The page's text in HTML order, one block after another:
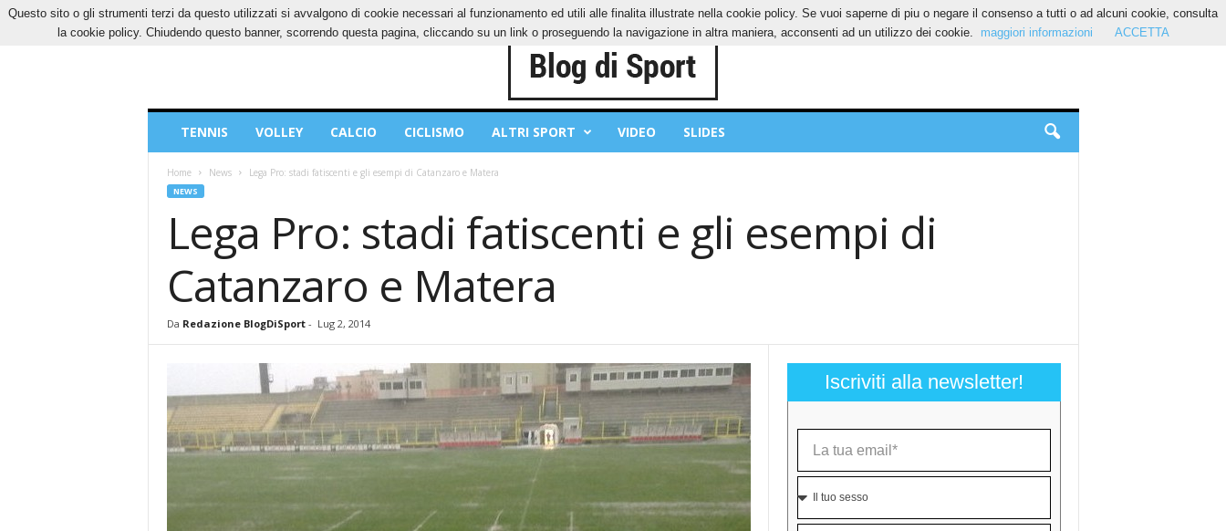
GIOVEDÌ, 6 AGOSTO 2026 CONTATTI COOKIES PRIVACY POLICY
Sport
TENNIS VOLLEY CALCIO CICLISMO ALTRI SPORT VIDEO SLIDES
Home News Lega Pro: stadi fatiscenti e gli esempi di Catanzaro e Matera
NEWS
Lega Pro: stadi fatiscenti e gli esempi di
Catanzaro e Matera
Da Redazione BlogDiSport- Lug 2, 2014
Iscriviti alla newsletter!
Questo sito o gli strumenti terzi da questo utilizzati si avvalgono di cookie necessari al funzionamento ed utili alle finalita illustrate nella cookie policy. Se vuoi saperne di piu o negare il consenso a tutti o ad alcuni cookie, consulta
la cookie policy. Chiudendo questo banner, scorrendo questa pagina, cliccando su un link o proseguendo la navigazione in altra maniera, acconsenti ad un utilizzo dei cookie.
maggiori informazioni ACCETTA